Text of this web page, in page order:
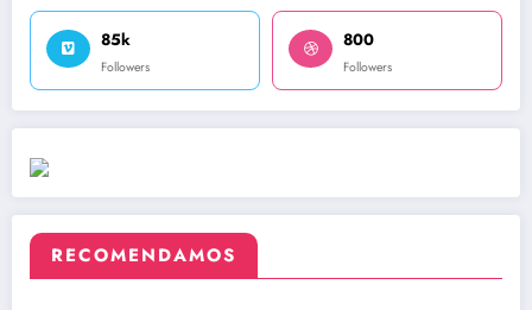
85k
Followers
800
Followers
RECOMENDAMOS